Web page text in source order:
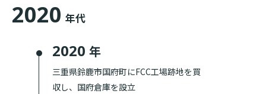
2020 年代
2020 年
三重県鈴鹿市国府町にFCC工場跡地を買
収し、国府倉庫を設立